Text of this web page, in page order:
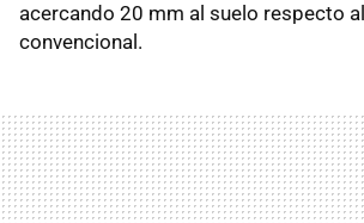
acercando 20 mm al suelo respecto
convencional.